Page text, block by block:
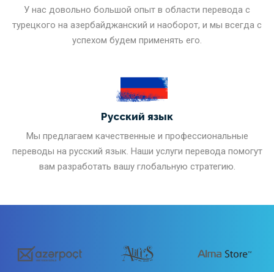
У нас довольно большой опыт в области перевода с
турецкого на азербайджанский и наоборот, и мы всегда с
успехом будем применять его.
Русский язык
Мы предлагаем качественные и профессиональные
переводы на русский язык. Наши услуги перевода помогут
вам разработать вашу глобальную стратегию.